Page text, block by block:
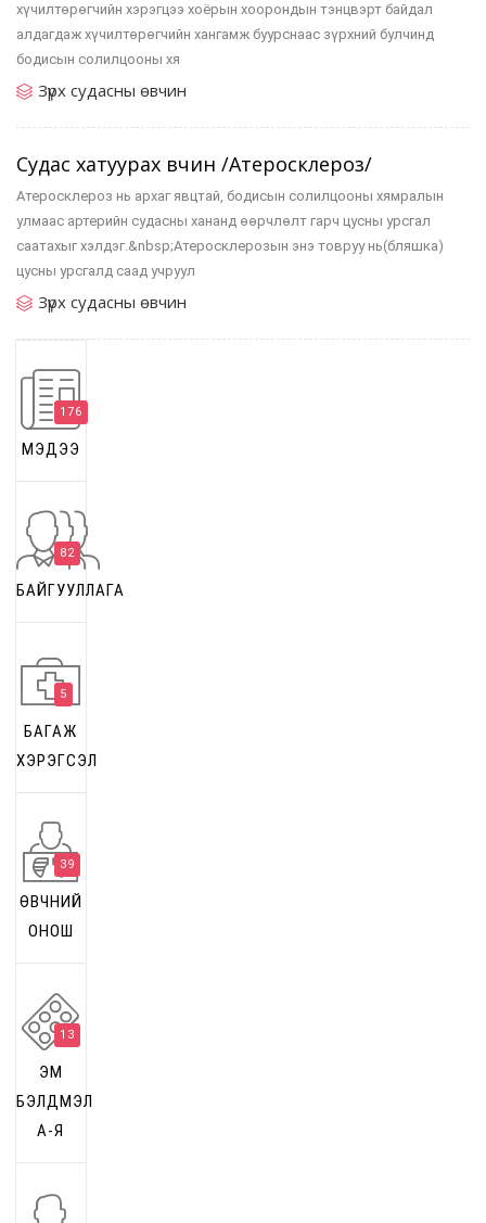
хүчилтөрөгчийн хэрэгцээ хоёрын хоорондын тэнцвэрт байдал
алдагдаж хүчилтөрөгчийн хангамж буурснаас зүрхний булчинд
бодисын солилцооны хя
Зүрх судасны өвчин
Судас хатуурах өвчин /Атеросклероз/
Атеросклероз нь архаг явцтай, бодисын солилцооны хямралын
улмаас артерийн судасны хананд өөрчлөлт гарч цусны урсгал
саатахыг хэлдэг.&nbsp;Атеросклерозын энэ товруу нь(бляшка)
цусны урсгалд саад учруул
Зүрх судасны өвчин
176
МЭДЭЭ
82
БАЙГУУЛЛАГА
5
БАГАЖ
ХЭРЭГСЭЛ
39
ӨВЧНИЙ
ОНОШ
13
ЭМ
БЭЛДМЭЛ
А-Я